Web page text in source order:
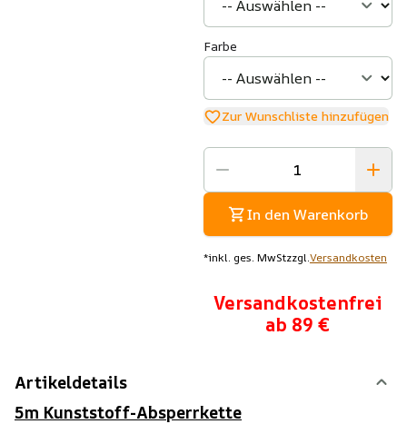
Farbe
Zur Wunschliste hinzufügen
In den Warenkorb
*inkl. ges. MwStzzgl.Versandkosten
Versandkostenfrei
ab 89 €
Artikeldetails
5m Kunststoff-Absperrkette